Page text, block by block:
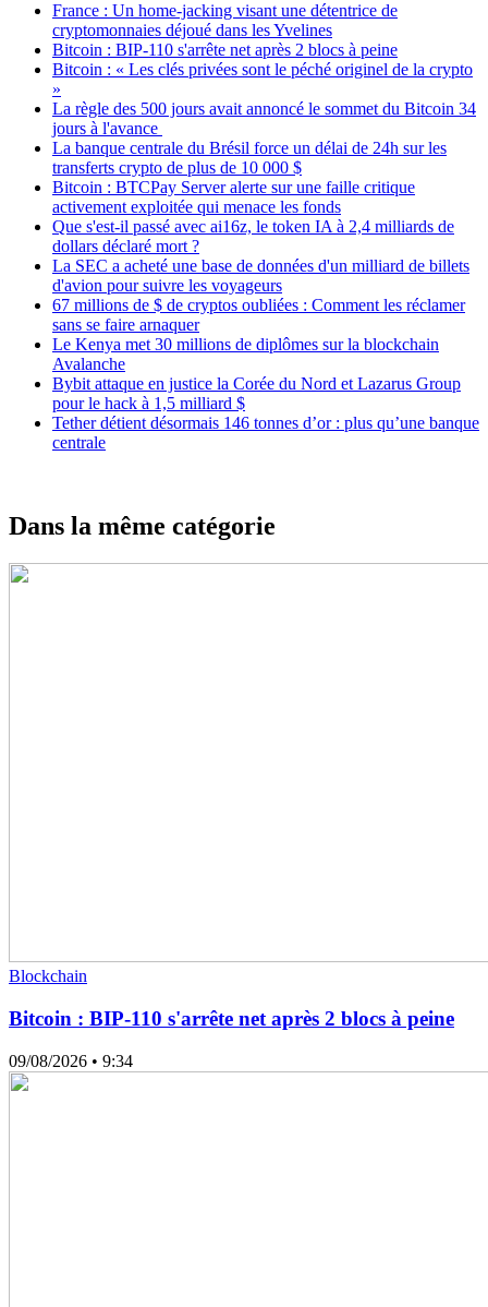
France : Un home-jacking visant une détentrice de
cryptomonnaies déjoué dans les Yvelines
Bitcoin : BIP-110 s'arrête net après 2 blocs à peine
Bitcoin : « Les clés privées sont le péché originel de la crypto
»
La règle des 500 jours avait annoncé le sommet du Bitcoin 34
jours à l'avance
La banque centrale du Brésil force un délai de 24h sur les
transferts crypto de plus de 10 000 $
Bitcoin : BTCPay Server alerte sur une faille critique
activement exploitée qui menace les fonds
Que s'est-il passé avec ai16z, le token IA à 2,4 milliards de
dollars déclaré mort ?
La SEC a acheté une base de données d'un milliard de billets
d'avion pour suivre les voyageurs
67 millions de $ de cryptos oubliées : Comment les réclamer
sans se faire arnaquer
Le Kenya met 30 millions de diplômes sur la blockchain
Avalanche
Bybit attaque en justice la Corée du Nord et Lazarus Group
pour le hack à 1,5 milliard $
Tether détient désormais 146 tonnes d’or : plus qu’une banque
centrale
Dans la même catégorie
Blockchain
Bitcoin : BIP-110 s'arrête net après 2 blocs à peine
09/08/2026 • 9:34